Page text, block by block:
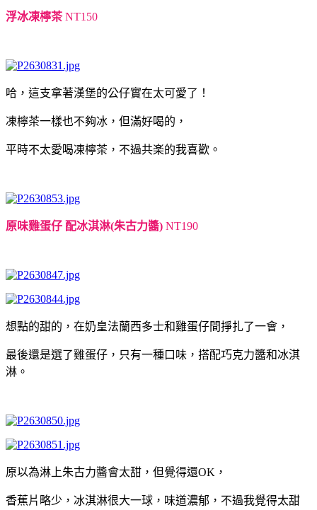
浮冰凍檸茶NT150
哈，這支拿著漢堡的公仔實在太可愛了！
凍檸茶一樣也不夠冰，但滿好喝的，
平時不太愛喝凍檸茶，不過共楽的我喜歡。
原味雞蛋仔 配冰淇淋(朱古力醬) NT190
想點的甜的，在奶皇法蘭西多士和雞蛋仔間掙扎了一會，
最後還是選了雞蛋仔，只有一種口味，搭配巧克力醬和冰淇
淋。
原以為淋上朱古力醬會太甜，但覺得還OK，
香蕉片略少，冰淇淋很大一球，味道濃郁，不過我覺得太甜